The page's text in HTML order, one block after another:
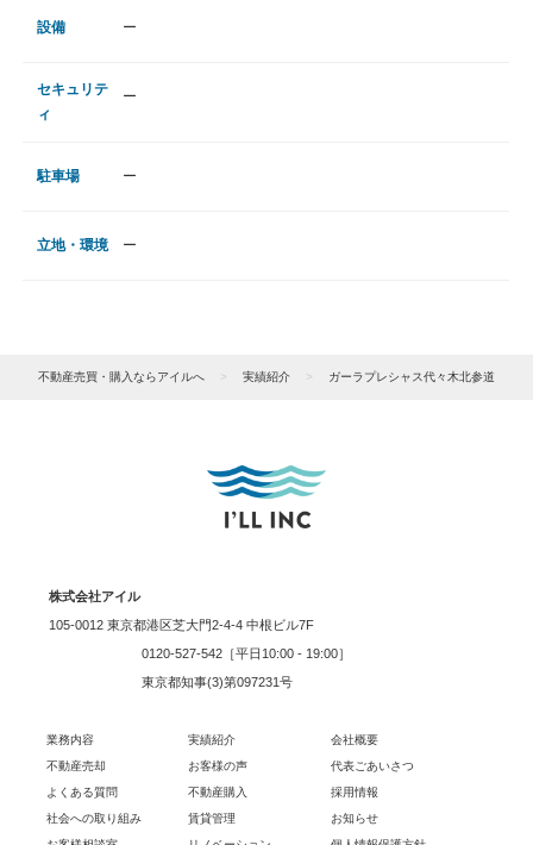
設備 ー
セキュリテ
ィ
ー
駐車場 ー
立地・環境 ー
不動産売買・購入ならアイルへ > 実績紹介 > ガーラプレシャス代々木北参道
株式会社アイル
105-0012 東京都港区芝大門2-4-4 中根ビル7F
0120-527-542［平日10:00 - 19:00］
東京都知事(3)第097231号
業務内容 実績紹介
会社概要
不動産売却
お客様の声
代表ごあいさつ
よくある質問
不動産購入
採用情報
社会への取り組み
賃貸管理
お知らせ